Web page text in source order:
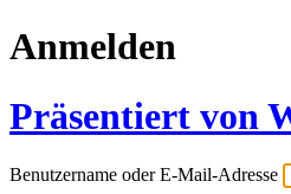
Anmelden
Präsentiert von
Benutzername oder E-Mail-Adresse